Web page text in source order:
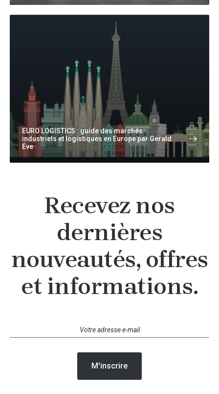
EURO LOGISTICS : guide des marchés
industriels et logistiques en Europe par Gerald
Eve
Recevez nos
dernières
nouveautés, offres
et informations.